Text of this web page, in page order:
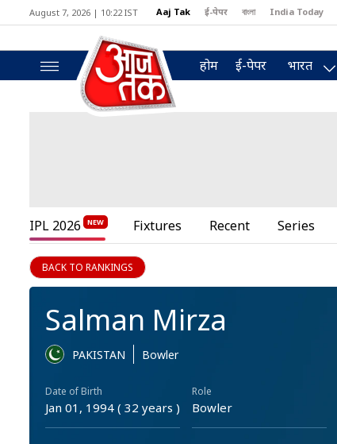
August 7, 2026 | 10:22 IST Aaj Tak ई-पेपर বাংলা India Today
BT Bazaar
होम ई-पेपर भारत
IPL 2026 Fixtures Recent Series
BACK TO RANKINGS
Salman Mirza
PAKISTAN Bowler
Date of Birth
Jan 01, 1994 ( 32 years )
Role
Bowler